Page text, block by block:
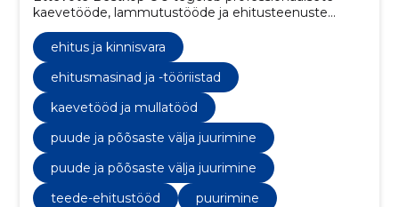
kaevetööde, lammutustööde ja ehitusteenuste
pakkumisega
ehitus ja kinnisvara
ehitusmasinad ja -tööriistad
kaevetööd ja mullatööd
puude ja põõsaste välja juurimine
puude ja põõsaste välja juurimine
teede-ehitustööd
puurimine